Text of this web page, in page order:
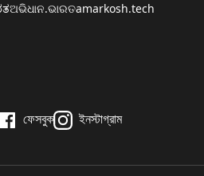
ଅଭିଧାନ.ଭାରତamarkosh.tech
ফেসবুক ইনস্টাগ্রাম